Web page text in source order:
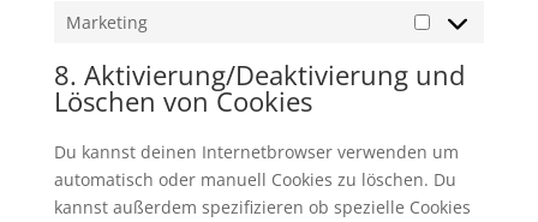
Marketing
Marketing
8. Aktivierung/Deaktivierung und
Löschen von Cookies
Du kannst deinen Internetbrowser verwenden um
automatisch oder manuell Cookies zu löschen. Du
kannst außerdem spezifizieren ob spezielle Cookies